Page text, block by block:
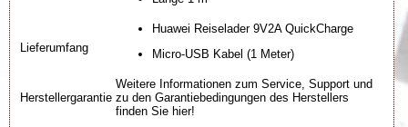
Lieferumfang
Huawei Reiselader 9V2A QuickCharge
Micro-USB Kabel (1 Meter)
Herstellergarantie
Weitere Informationen zum Service, Support und
zu den Garantiebedingungen des Herstellers
finden Sie hier!